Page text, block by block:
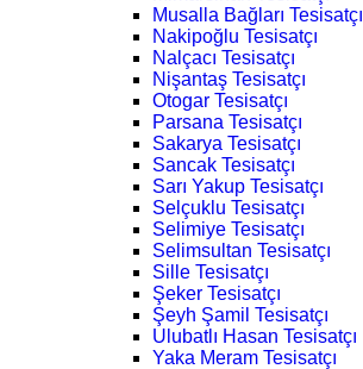
Musalla Bağları Tesisatçı
Nakipoğlu Tesisatçı
Nalçacı Tesisatçı
Nişantaş Tesisatçı
Otogar Tesisatçı
Parsana Tesisatçı
Sakarya Tesisatçı
Sancak Tesisatçı
Sarı Yakup Tesisatçı
Selçuklu Tesisatçı
Selimiye Tesisatçı
Selimsultan Tesisatçı
Sille Tesisatçı
Şeker Tesisatçı
Şeyh Şamil Tesisatçı
Ulubatlı Hasan Tesisatçı
Yaka Meram Tesisatçı